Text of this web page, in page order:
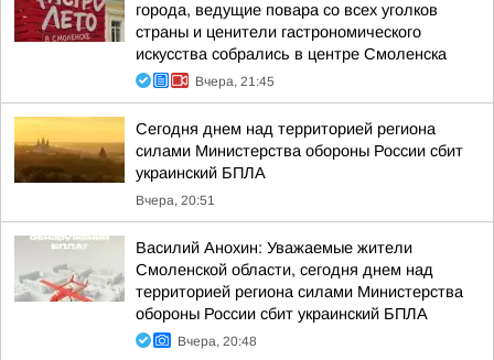
города, ведущие повара со всех уголков
страны и ценители гастрономического
искусства собрались в центре Смоленска
Вчера, 21:45
Сегодня днем над территорией региона
силами Министерства обороны России сбит
украинский БПЛА
Вчера, 20:51
Василий Анохин: Уважаемые жители
Смоленской области, сегодня днем над
территорией региона силами Министерства
обороны России сбит украинский БПЛА
Вчера, 20:48